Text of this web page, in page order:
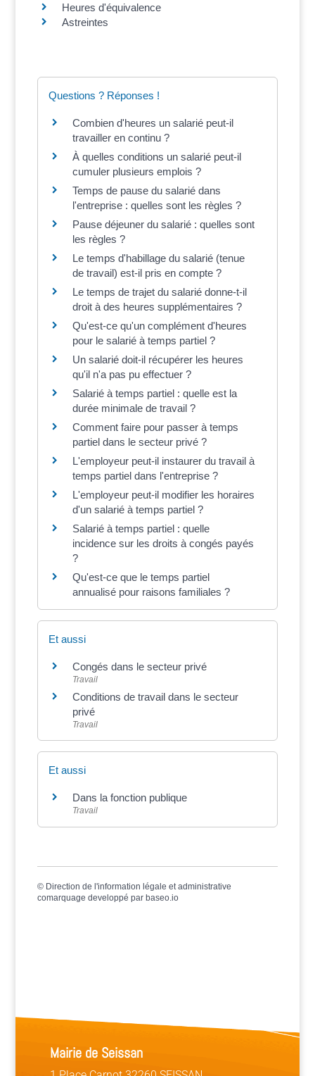
Heures d'équivalence
Astreintes
Questions ? Réponses !
Combien d'heures un salarié peut-il
travailler en continu ?
À quelles conditions un salarié peut-il
cumuler plusieurs emplois ?
Temps de pause du salarié dans
l'entreprise : quelles sont les règles ?
Pause déjeuner du salarié : quelles sont
les règles ?
Le temps d'habillage du salarié (tenue
de travail) est-il pris en compte ?
Le temps de trajet du salarié donne-t-il
droit à des heures supplémentaires ?
Qu'est-ce qu'un complément d'heures
pour le salarié à temps partiel ?
Un salarié doit-il récupérer les heures
qu'il n'a pas pu effectuer ?
Salarié à temps partiel : quelle est la
durée minimale de travail ?
Comment faire pour passer à temps
partiel dans le secteur privé ?
L'employeur peut-il instaurer du travail à
temps partiel dans l'entreprise ?
L'employeur peut-il modifier les horaires
d'un salarié à temps partiel ?
Salarié à temps partiel : quelle
incidence sur les droits à congés payés
?
Qu'est-ce que le temps partiel
annualisé pour raisons familiales ?
Et aussi
Congés dans le secteur privé
Travail
Conditions de travail dans le secteur
privé
Travail
Et aussi
Dans la fonction publique
Travail
© Direction de l'information légale et administrative
comarquage developpé par baseo.io
Mairie de Seissan